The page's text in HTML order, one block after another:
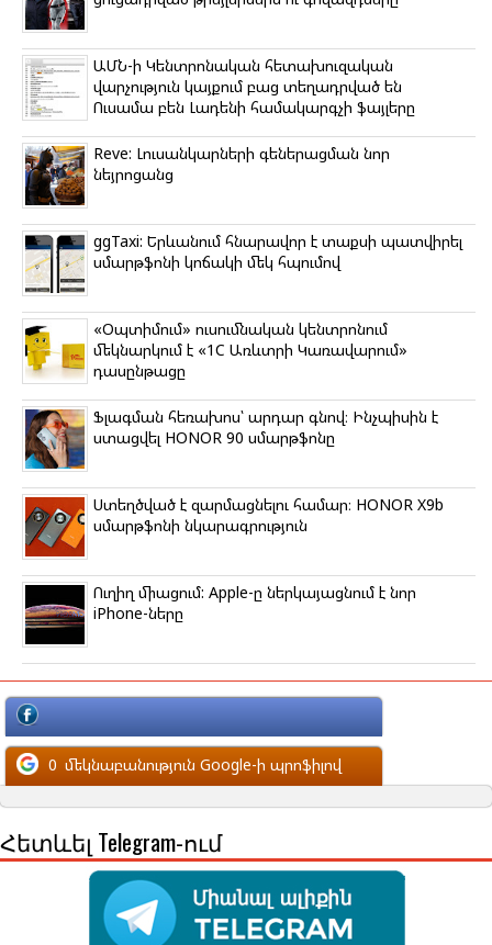
s
i
k
ԱՄՆ-ի Կենտրոնական հետախուզական
վարչություն կայքում բաց տեղադրված են
Ուսամա բեն Լադենի համակարգչի ֆայլերը
Reve: Լուսանկարների գեներացման նոր
նեյրոցանց
ggTaxi: Երևանում հնարավոր է տաքսի պատվիրել
սմարթֆոնի կոճակի մեկ հպումով
«Օպտիմում» ուսումնական կենտրոնում
մեկնարկում է «1C Առևտրի Կառավարում»
դասընթացը
Ֆլագման հեռախոս՝ արդար գնով։ Ինչպիսին է
ստացվել HONOR 90 սմարթֆոնը
Ստեղծված է զարմացնելու համար։ HONOR X9b
սմարթֆոնի նկարագրություն
Ուղիղ միացում: Apple-ը ներկայացնում է նոր
iPhone-ները
մեկնաբանություն Facebook-ի պրոֆիլով
0 մեկնաբանություն Google-ի պրոֆիլով
Հետևել Telegram-ում